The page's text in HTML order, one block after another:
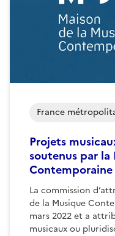
Projets
soutenus par la
La commission
de la Musique
mars 2022 et a
musicaux ou
France